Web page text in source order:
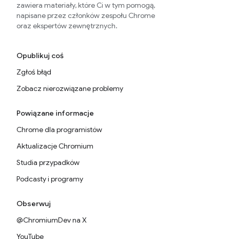
zawiera materiały, które Ci w tym pomogą,
napisane przez członków zespołu Chrome
oraz ekspertów zewnętrznych.
Opublikuj coś
Zgłoś błąd
Zobacz nierozwiązane problemy
Powiązane informacje
Chrome dla programistów
Aktualizacje Chromium
Studia przypadków
Podcasty i programy
Obserwuj
@ChromiumDev na X
YouTube